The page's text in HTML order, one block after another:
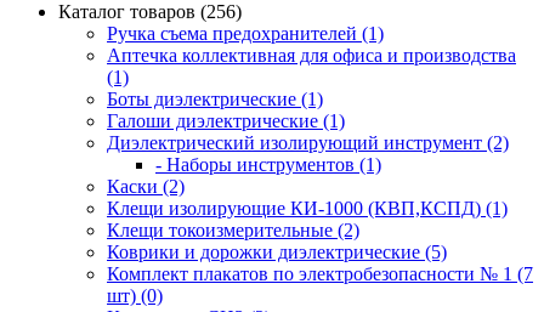
Каталог товаров (256)
Ручка съема предохранителей (1)
Аптечка коллективная для офиса и производства
(1)
Боты диэлектрические (1)
Галоши диэлектрические (1)
Диэлектрический изолирующий инструмент (2)
- Наборы инструментов (1)
Каски (2)
Клещи изолирующие КИ-1000 (КВП,КСПД) (1)
Клещи токоизмерительные (2)
Коврики и дорожки диэлектрические (5)
Комплект плакатов по электробезопасности № 1 (7
шт) (0)